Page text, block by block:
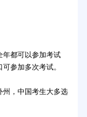
都可以参加考试
参加多次考试。
，中国考生大多选